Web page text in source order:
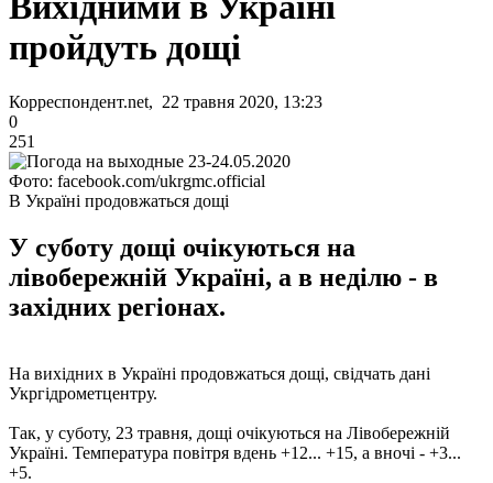
пройдуть дощі
Корреспондент.net, 22 травня 2020, 13:23
0
251
Фото: facebook.com/ukrgmc.official
В Україні продовжаться дощі
У суботу дощі очікуються на
лівобережній Україні, а в неділю - в
західних регіонах.
На вихідних в Україні продовжаться дощі, свідчать дані
Укргідрометцентру.
Так, у суботу, 23 травня, дощі очікуються на Лівобережній
Україні. Температура повітря вдень +12... +15, а вночі - +3...
+5.